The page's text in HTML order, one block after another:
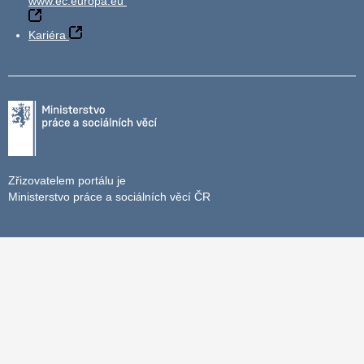
Kariéra
Zřizovatelem portálu je
Ministerstvo práce a sociálních věcí ČR